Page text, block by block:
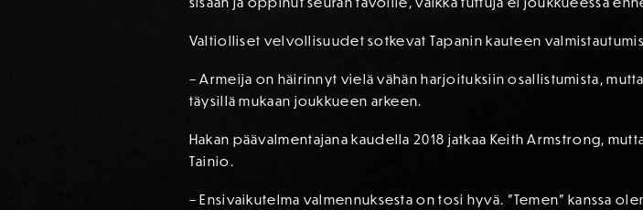
Valtiolliset velvollisuudet sotkevat Tapanin kauteen
– Armeija on häirinnyt vielä vähän harjoituksiin osallistumista,
täysillä mukaan joukkueen arkeen.
Hakan päävalmentajana kaudella 2018 jatkaa Keith Armstrong,
Tainio.
– Ensivaikutelma valmennuksesta on tosi hyvä. ”Temen” kanssa